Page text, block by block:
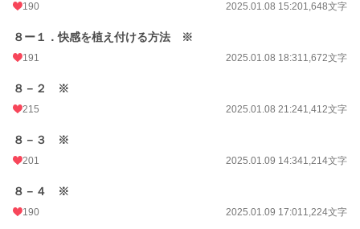
190 2025.01.08 15:201,648文字
８ー１．快感を植え付ける方法 ※
191 2025.01.08 18:311,672文字
８－２ ※
215 2025.01.08 21:241,412文字
８－３ ※
201 2025.01.09 14:341,214文字
８－４ ※
190 2025.01.09 17:011,224文字